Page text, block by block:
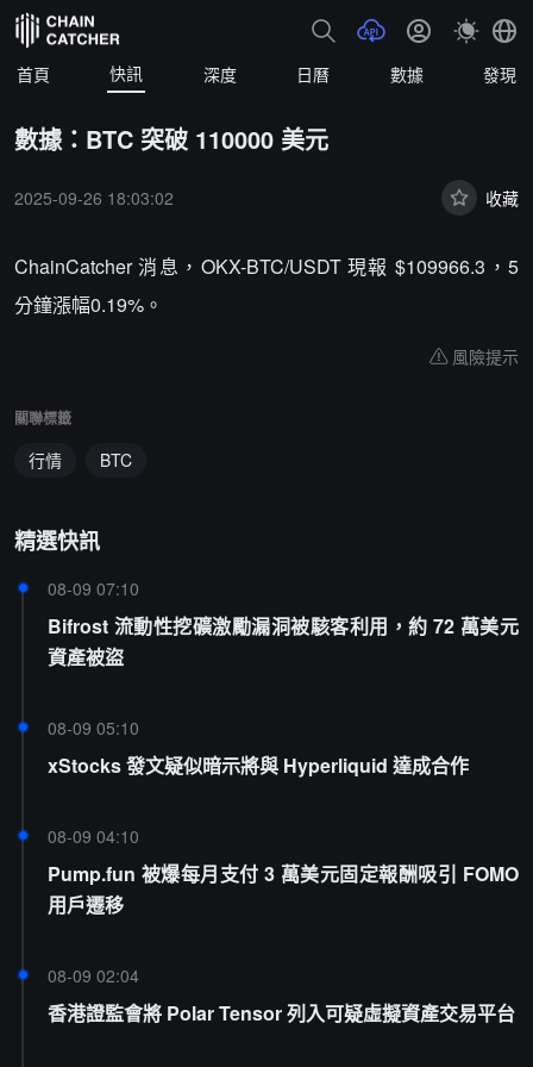
首頁 快訊 深度 日曆 數據 發現
數據：BTC 突破 110000 美元
2025-09-26 18:03:02 收藏
ChainCatcher 消息，OKX-BTC/USDT 現報 $109966.3，5
分鐘漲幅0.19%。
風險提示
關聯標籤
行情 BTC
精選快訊
08-09 07:10
Bifrost 流動性挖礦激勵漏洞被駭客利用，約 72 萬美元
資產被盜
08-09 05:10
xStocks 發文疑似暗示將與 Hyperliquid 達成合作
08-09 04:10
Pump.fun 被爆每月支付 3 萬美元固定報酬吸引 FOMO
用戶遷移
08-09 02:04
香港證監會將 Polar Tensor 列入可疑虛擬資產交易平台